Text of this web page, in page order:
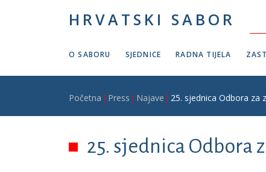
HRVATSKI SABOR
O SABORU SJEDNICE RADNA TIJELA
Breadcrumb
Početna Press Najave 25. sjednica Odbora za
25. sjednica Odbora